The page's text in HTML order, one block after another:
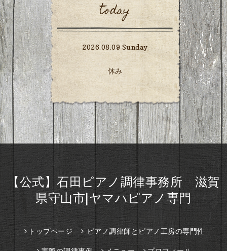
today
2026.08.09 Sunday
休み
【公式】石田ピアノ調律事務所 滋賀
県守山市|ヤマハピアノ専門
トップページ ピアノ調律師とピアノ工房の専門性